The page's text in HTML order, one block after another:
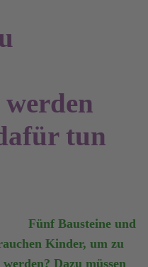
tun
Fünf Bausteine und
Kinder, um zu
Dazu müssen